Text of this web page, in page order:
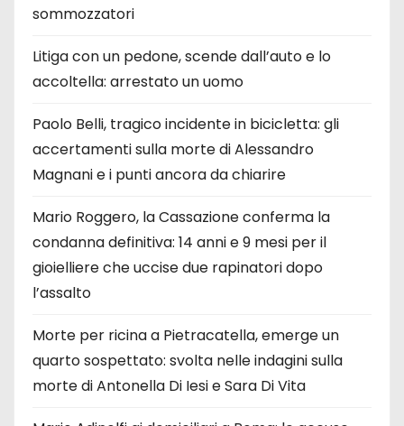
sommozzatori
Litiga con un pedone, scende dall’auto e lo
accoltella: arrestato un uomo
Paolo Belli, tragico incidente in bicicletta: gli
accertamenti sulla morte di Alessandro
Magnani e i punti ancora da chiarire
Mario Roggero, la Cassazione conferma la
condanna definitiva: 14 anni e 9 mesi per il
gioielliere che uccise due rapinatori dopo
l’assalto
Morte per ricina a Pietracatella, emerge un
quarto sospettato: svolta nelle indagini sulla
morte di Antonella Di Iesi e Sara Di Vita